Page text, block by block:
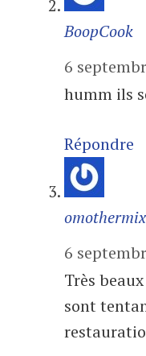
BoopCook
6
humm ils
Répondre
6
Très
sont